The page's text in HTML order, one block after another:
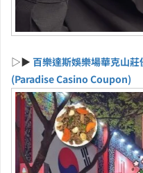
▷▶ 百樂達斯娛樂場華克山
(Paradise Casino Coupon)